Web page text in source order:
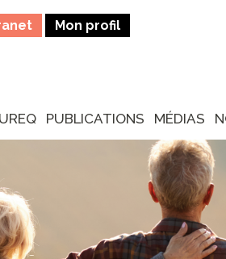
Mon profil
PUBLICATIONS MÉDIAS